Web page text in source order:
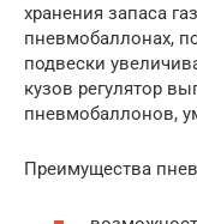
хранения запаса
пневмобаллонах,
подвески
кузов регулятор
пневмобаллонов,
Преимущества